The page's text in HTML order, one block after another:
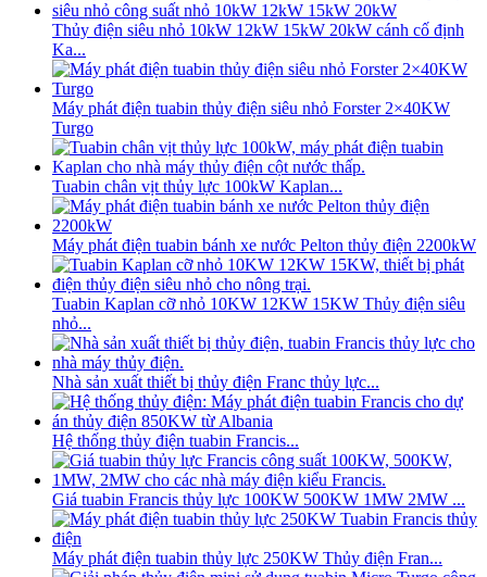
Thủy điện siêu nhỏ 10kW 12kW 15kW 20kW cánh cố định
Ka...
Máy phát điện tuabin thủy điện siêu nhỏ Forster 2×40KW
Turgo
Tuabin chân vịt thủy lực 100kW Kaplan...
Máy phát điện tuabin bánh xe nước Pelton thủy điện 2200kW
Tuabin Kaplan cỡ nhỏ 10KW 12KW 15KW Thủy điện siêu
nhỏ...
Nhà sản xuất thiết bị thủy điện Franc thủy lực...
Hệ thống thủy điện tuabin Francis...
Giá tuabin Francis thủy lực 100KW 500KW 1MW 2MW ...
Máy phát điện tuabin thủy lực 250KW Thủy điện Fran...